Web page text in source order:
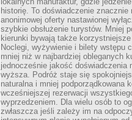
historię. To doświadczenie znacznie
anonimowej oferty nastawionej
szybkie obsłużenie turystów. Mniej
kierunki bywają także
Noclegi, wyżywienie i bilety wstępu
mniej niż w najbardziej obleganych
jednocześnie jakość doświadczenia
wyższa. Podróż staje się
naturalna i mniej podporządkowana
wcześniejszej rezerwacji
wyprzedzeniem. Dla wielu osób to
zwłaszcza jeśli zależy im na